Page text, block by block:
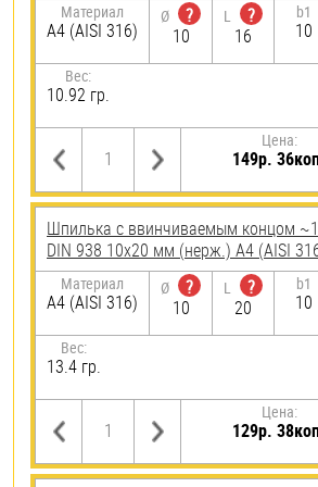
Материал
A4 (AISI 316)
Ø
?
10
L
?
16
b1
10
Вес:
10.92 гр.
Цена:
149р.
Шпилька c ввинчиваемым концом
DIN 938 10х20 мм (нерж.) A4 (AISI
Материал
A4 (AISI 316)
Ø
?
10
L
?
20
b1
10
Вес:
13.4 гр.
Цена:
129р.